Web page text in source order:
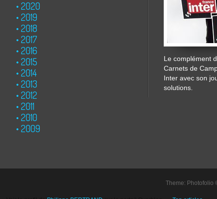
2020
2019
2018
2017
2016
2015
2014
2013
2012
2011
2010
2009
Le complément
Carnets de
Inter avec son
solutions.
Theme: